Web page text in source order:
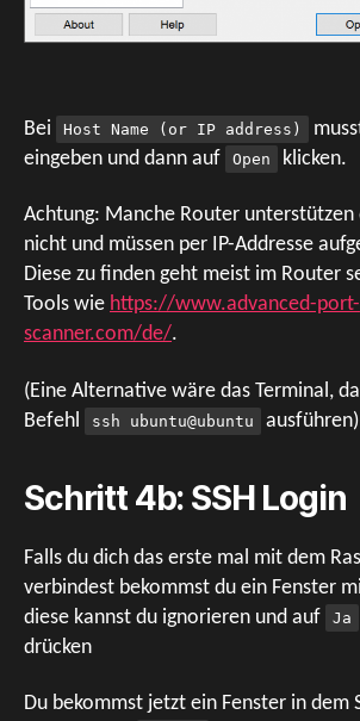
Bei Host Name (or IP address)
eingeben und dann auf Open klicken.
Achtung: Manche Router
nicht und müssen per IP-Addresse
Diese zu finden geht meist im Router
Tools wie https://www.advanced-port-
scanner.com/de/.
(Eine Alternative wäre das Terminal,
Befehl
ssh ubuntu@ubuntu ausführen)
Schritt 4b: SSH Login
Falls du dich das erste mal mit dem
verbindest bekommst du ein Fenster
diese kannst du ignorieren und auf
Ja
drücken
Du bekommst jetzt ein Fenster in dem